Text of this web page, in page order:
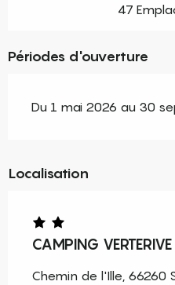
47
Périodes d'ouverture
Du 1 mai 2026 au 30
Localisation
CAMPING VERTERIVE
Chemin de l'Ille, 66260